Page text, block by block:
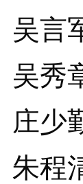
言
章
少
程